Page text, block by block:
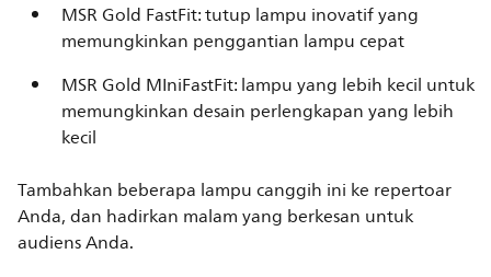
MSR Gold FastFit: tutup lampu inovatif yang
memungkinkan penggantian lampu cepat
MSR Gold MIniFastFit: lampu yang lebih kecil untuk
memungkinkan desain perlengkapan yang lebih
kecil
Tambahkan beberapa lampu canggih ini ke repertoar
Anda, dan hadirkan malam yang berkesan untuk
audiens Anda.